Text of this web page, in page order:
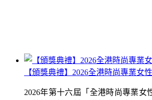
【頒獎典禮】2026全港時尚專業女
2026年第十六屆「全港時尚專業女